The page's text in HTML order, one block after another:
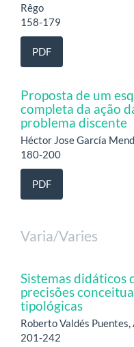
Rêgo
158-179
PDF
Proposta de um
completa da ação
problema discente
Héctor Jose García
180-200
PDF
Varia/Varies
Sistemas didáticos
precisões
tipológicas
Roberto Valdés
201-242